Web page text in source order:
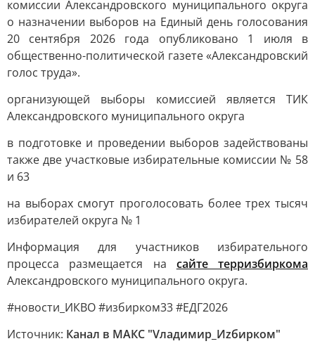
комиссии Александровского муниципального округа
о назначении выборов на Единый день голосования
20 сентября 2026 года опубликовано 1 июля в
общественно-политической газете «Александровский
голос труда».
организующей выборы комиссией является ТИК
Александровского муниципального округа
в подготовке и проведении выборов задействованы
также две участковые избирательные комиссии № 58
и 63
на выборах смогут проголосовать более трех тысяч
избирателей округа № 1
Информация для участников избирательного
процесса размещается на сайте терризбиркома
Александровского муниципального округа.
#новости_ИКВО #избирком33 #ЕДГ2026
Источник: Канал в МАКС "Vладимир_Иzбирком"